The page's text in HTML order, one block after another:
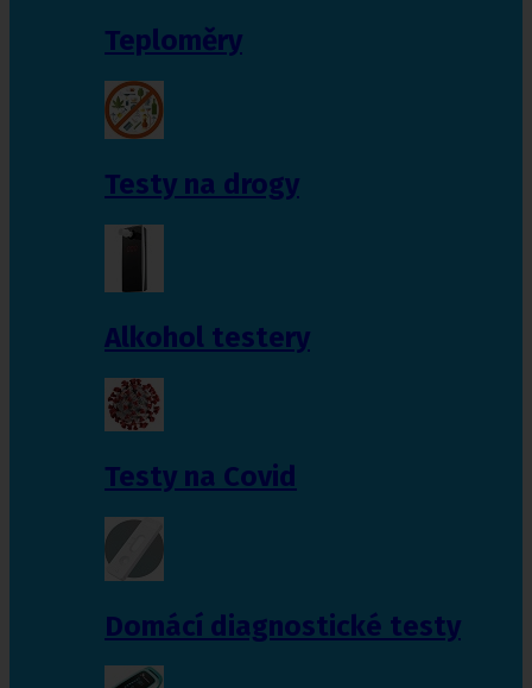
Teploměry
Testy na drogy
Alkohol testery
Testy na Covid
Domácí diagnostické testy